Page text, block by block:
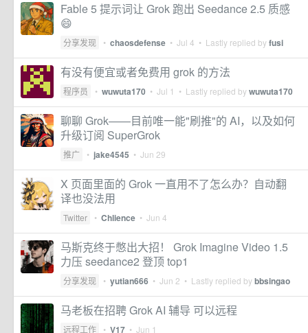
Fable 5 提示词让 Grok 跑出 Seedance 2.5 质感
😄
分享发现 • chaosdefense • Jul 4 • Lastly replied byfusi
有没有便宜或者免费用 grok 的方法
程序员 • wuwuta170 • Jul 1 • Lastly replied bywuwuta170
聊聊 Grok——目前唯一能"刷推"的 AI，以及如何
升级订阅 SuperGrok
推广 • jake4545 • Jun 29
X 页面里面的 Grok 一直用不了怎么办？自动翻
译也没法用
Twitter • Chlience • Jun 4
马斯克终于憋出大招！ Grok Imagine Video 1.5
力压 seedance2 登顶 top1
分享发现 • yutian666 • Jun 2 • Lastly replied bybbsingao
马老板在招聘 Grok AI 辅导 可以远程
远程工作 • V17 • Jun 1